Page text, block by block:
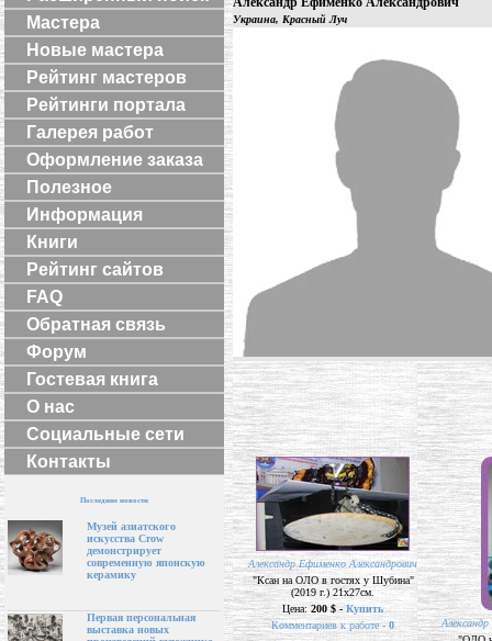
Мастера
Новые мастера
Рейтинг мастеров
Рейтинги портала
Галерея работ
Оформление заказа
Полезное
Информация
Книги
Рейтинг сайтов
FAQ
Обратная связь
Форум
Гостевая книга
О нас
Социальные сети
Контакты
Последние новости
Музей азиатского
искусства Crow
демонстрирует
современную японскую
керамику
Первая персональная
выставка новых
Украина, Красный Луч
Александр Ефименко Александрович
"Ксан на ОЛО в гостях у Шубина"
(2019 г.) 21х27см.
Цена: 200 $ - Купить
Комментариев к работе - 0